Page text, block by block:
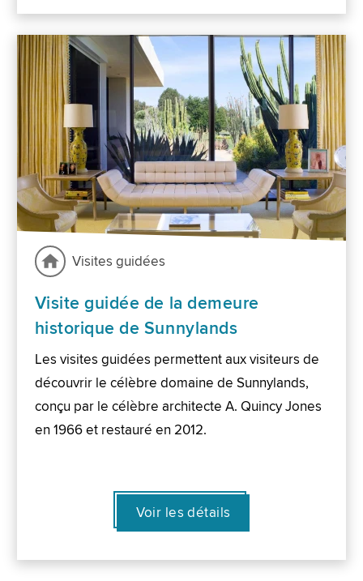
Visites guidées
Visite guidée de la demeure
historique de Sunnylands
Les visites guidées permettent aux visiteurs de
découvrir le célèbre domaine de Sunnylands,
conçu par le célèbre architecte A. Quincy Jones
en 1966 et restauré en 2012.
Voir les détails